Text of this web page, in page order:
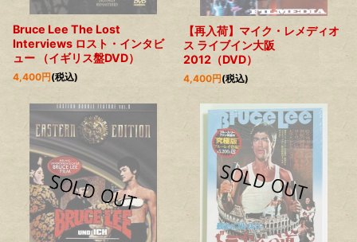
Bruce Lee The Lost
Interviews ロスト・インタビ
ュー （イギリス盤DVD）
4,400円(税込)
【再入荷】マイク・レメディオ
ス ライブイン大阪
2012（DVD）
4,400円(税込)